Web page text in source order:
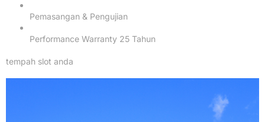
Pemasangan & Pengujian
Performance Warranty 25 Tahun
tempah slot anda